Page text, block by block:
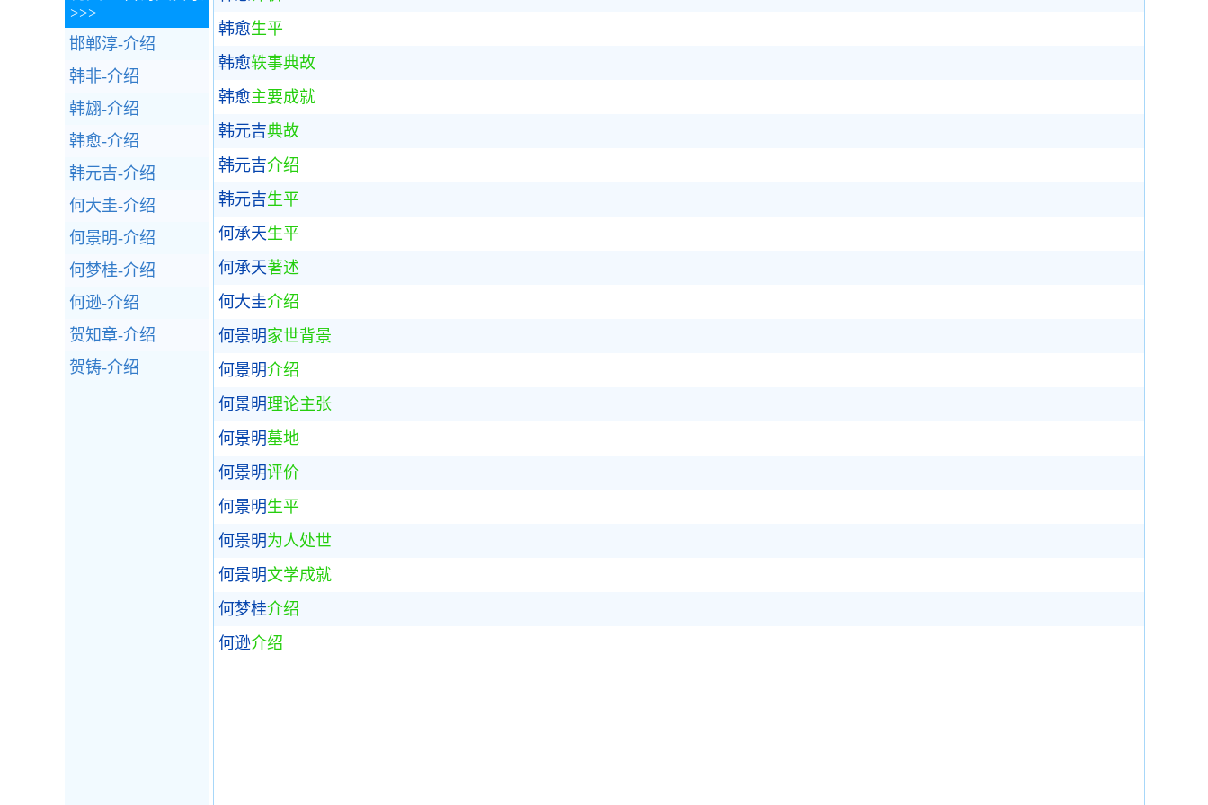
韩愈生平
韩愈轶事典故
韩愈主要成就
韩元吉典故
韩元吉介绍
韩元吉生平
何承天生平
何承天著述
何大圭介绍
何景明家世背景
何景明介绍
何景明理论主张
何景明墓地
何景明评价
何景明生平
何景明为人处世
何景明文学成就
何梦桂介绍
何逊介绍
>>>
邯郸淳-介绍
韩非-介绍
韩翃-介绍
韩愈-介绍
韩元吉-介绍
何大圭-介绍
何景明-介绍
何梦桂-介绍
何逊-介绍
贺知章-介绍
贺铸-介绍